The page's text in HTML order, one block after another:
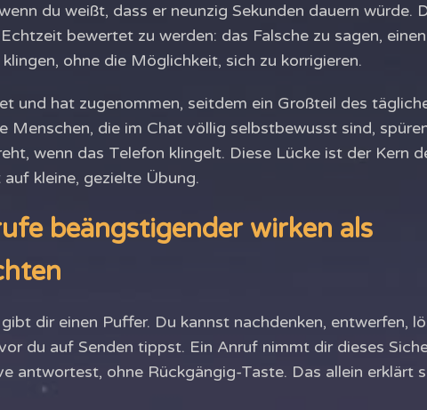
du weißt, dass er neunzig Sekunden dauern würde.
bewertet zu werden: das Falsche zu sagen,
ohne die Möglichkeit, sich zu korrigieren.
und hat zugenommen, seitdem ein Großteil des
Menschen, die im Chat völlig selbstbewusst sind,
wenn das Telefon klingelt. Diese Lücke ist der Kern
kleine, gezielte Übung.
beängstigender wirken als
dir einen Puffer. Du kannst nachdenken, entwerfen,
du auf Senden tippst. Ein Anruf nimmt dir dieses
antwortest, ohne Rückgängig-Taste. Das allein erklärt